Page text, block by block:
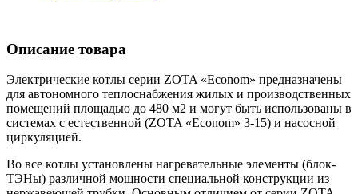
Описание товара
Электрические котлы серии ZOTA «Econom» предназначены
для автономного теплоснабжения жилых и производственных
помещений площадью до 480 м2 и могут быть использованы в
системах с естественной (ZOTA «Econom» 3-15) и насосной
циркуляцией.
Во все котлы установлены нагревательные элементы (блок-
ТЭНы) различной мощности специальной конструкции из